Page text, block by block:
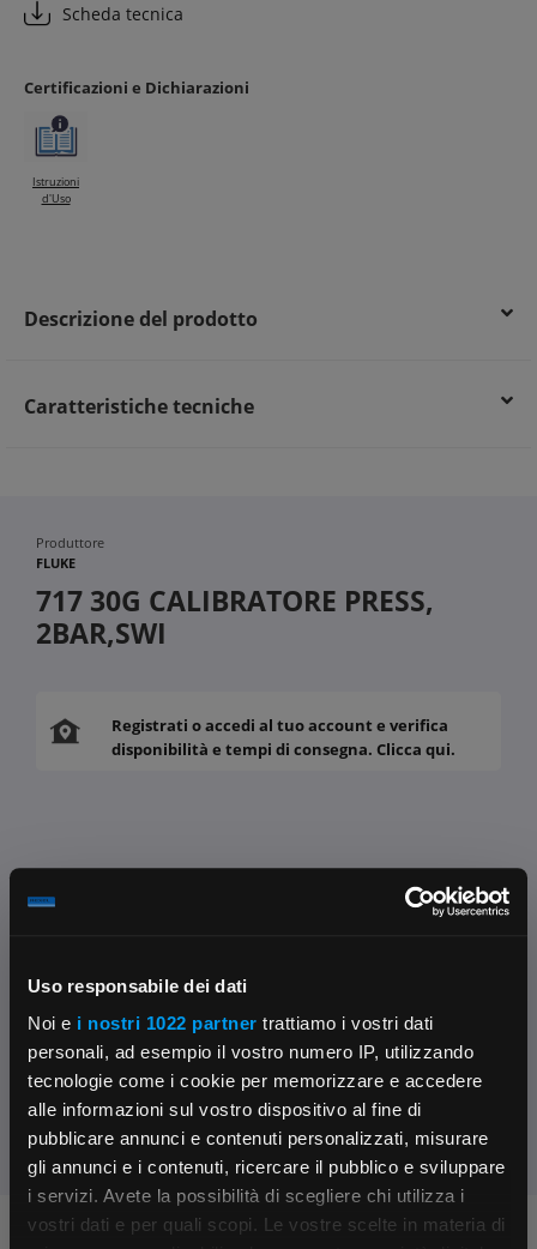
Uso responsabile dei dati
Noi e i nostri 1022 partner trattiamo i vostri dati
personali, ad esempio il vostro numero IP, utilizzando
tecnologie come i cookie per memorizzare e accedere
alle informazioni sul vostro dispositivo al fine di
pubblicare annunci e contenuti personalizzati, misurare
gli annunci e i contenuti, ricercare il pubblico e sviluppare
i servizi. Avete la possibilità di scegliere chi utilizza i
vostri dati e per quali scopi. Le vostre scelte in materia di
×
Scheda tecnica
Certificazioni e Dichiarazioni
Istruzioni
d'Uso
Descrizione del prodotto
Caratteristiche tecniche
Produttore
FLUKE
717 30G CALIBRATORE PRESS,
2BAR,SWI
Registrati o accedi al tuo account e verifica
disponibilità e tempi di consegna. Clicca qui.
Contattaci
Condividi: